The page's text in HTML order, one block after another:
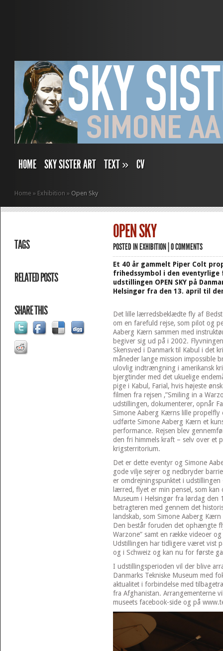
HOME SKY SISTER ART TEXT» CV
Home » Exhibition » Open Sky
TAGS
RELATED POSTS
SHARE THIS
OPEN SKY
POSTED INEXHIBITION| 0 COMMENTS
Et 40 år gammelt Piper Colt
frihedssymbol i den
udstillingen OPEN SKY på
Helsingør fra den 13. april til
Det lille lærredsbeklædte fly af
om en farefuld rejse, som pilot og
Aaberg Kærn sammen med
begiver sig ud på i 2002.
Skensved i Danmark til Kabul i det
måneder lange mission impossible
ulovlig indtrængning i amerikansk
bjergtinder med det ukuelige
pige i Kabul, Farial, hvis højeste
filmen fra rejsen ,”Smiling in a
udstillingen, dokumenterer, opnår
Simone Aaberg Kærns lille
udførte Simone Aaberg Kærn et
performance. Rejsen blev
den fri himmels kraft – selv over et
krigsterritorium.
Det er dette eventyr og Simone
gode vilje sejrer og nedbryder
er omdrejningspunktet i udstillingen
lærred, flyet er min pensel, som kan
Museum i Helsingør fra lørdag den
betragteren med gennem det
landskab, som Simone Aaberg
Den består foruden det ophængte
Warzone” samt en række videoer
Udstillingen har tidligere været vist
og i Schweiz og kan nu for første
I udstillingsperioden vil der blive
Danmarks Tekniske Museum med
aktualitet i forbindelse med
fra Afghanistan. Arrangementerne
museets facebook-side og på